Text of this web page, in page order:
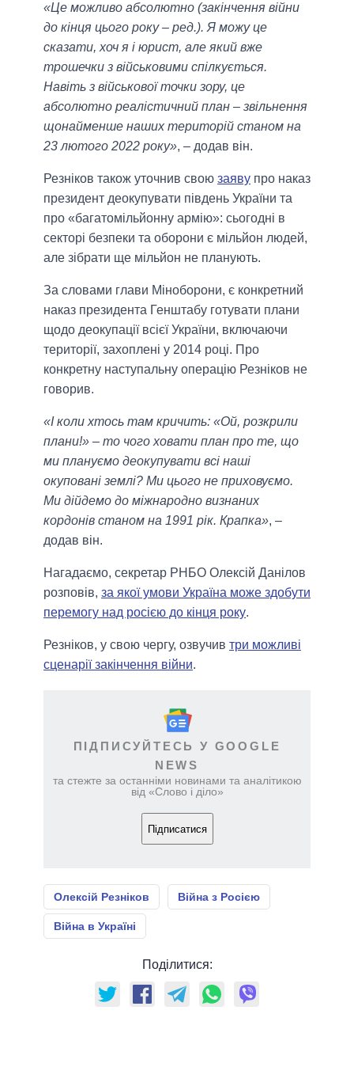
«Це можливо абсолютно (закінчення війни
до кінця цього року – ред.). Я можу це
сказати, хоч я і юрист, але який вже
трошечки з військовими спілкується.
Навіть з військової точки зору, це
абсолютно реалістичний план – звільнення
щонайменше наших територій станом на
23 лютого 2022 року», – додав він.
Резніков також уточнив свою заяву про наказ
президент деокупувати південь України та
про «багатомільйонну армію»: сьогодні в
секторі безпеки та оборони є мільйон людей,
але зібрати ще мільйон не планують.
За словами глави Міноборони, є конкретний
наказ президента Генштабу готувати плани
щодо деокупації всієї України, включаючи
території, захоплені у 2014 році. Про
конкретну наступальну операцію Резніков не
говорив.
«І коли хтось там кричить: «Ой, розкрили
плани!» – то чого ховати план про те, що
ми плануємо деокупувати всі наші
окуповані землі? Ми цього не приховуємо.
Ми дійдемо до міжнародно визнаних
кордонів станом на 1991 рік. Крапка», –
додав він.
Нагадаємо, секретар РНБО Олексій Данілов
розповів, за якої умови Україна може здобути
перемогу над росією до кінця року.
Резніков, у свою чергу, озвучив три можливі
сценарії закінчення війни.
ПІДПИСУЙТЕСЬ У GOOGLE
NEWS
та стежте за останніми новинами та аналітикою
від «Слово і діло»
Підписатися
Олексій Резніков Війна з Росією
Війна в Україні
Поділитися: